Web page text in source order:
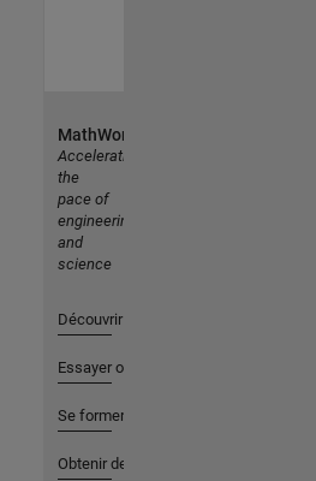
MathWorks
Accelerating
the
pace of
engineering
and
science
Découvrir les produits
Essayer ou acheter
Se former
Obtenir de l'aide